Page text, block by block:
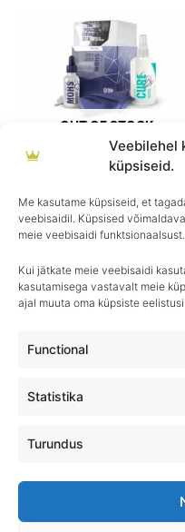
Veebilehel
küpsiseid.
Me kasutame küpsiseid, et
veebisaidil. Küpsised
meie veebisaidi funktsionaalsust.
Kui jätkate meie veebisaidi
kasutamisega vastavalt meie
ajal muuta oma küpsiste
Functional
Statistika
Turundus
OUT OF STOCK
€69.90
Igapäevane